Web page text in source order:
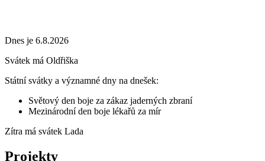
Dnes je 6.8.2026
Svátek má Oldřiška
Státní svátky a významné dny na dnešek:
Světový den boje za zákaz jaderných zbraní
Mezinárodní den boje lékařů za mír
Zítra má svátek Lada
Projekty